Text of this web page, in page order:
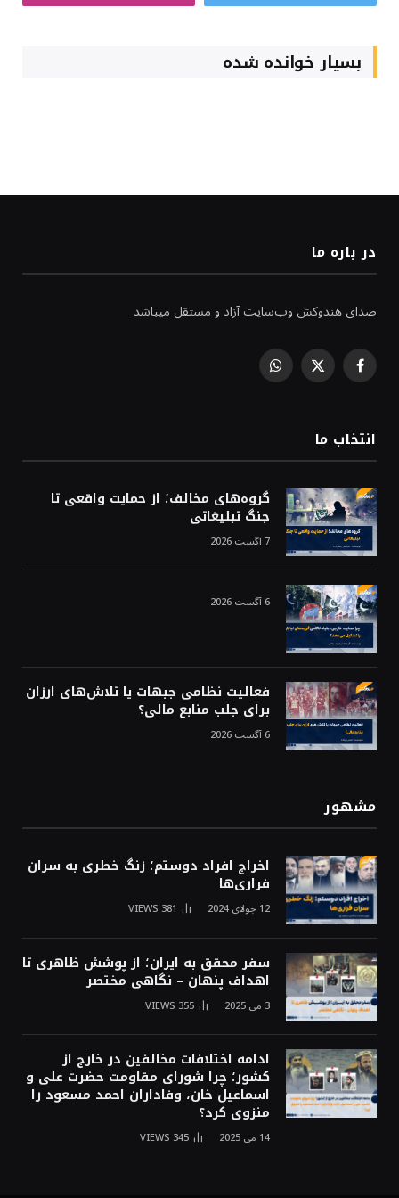
بسیار خوانده شده
در باره ما
صدای هندوکش وب‌سایت آزاد و مستقل میباشد
Facebook
X
WhatsApp
انتخاب ما
گروه‌های مخالف؛ از حمایت واقعی تا
جنگ تبلیغاتی
7 آگست 2026
6 آگست 2026
فعالیت نظامی جبهات یا تلاش‌های ارزان
برای جلب منابع مالی؟
6 آگست 2026
مشهور
اخراج افراد دوستم؛ زنگ خطری به سران
فراری‌ها
12 جولای 2024 381
VIEWS
سفر محقق به ایران؛ از پوشش ظاهری تا
اهداف پنهان – نگاهی مختصر
3 می 2025 355
VIEWS
ادامه اختلافات مخالفین در خارج از
کشور؛ چرا شورای مقاومت حضرت علی و
اسماعیل خان، وفاداران احمد مسعود را
منزوی کرد؟
14 می 2025 345
VIEWS